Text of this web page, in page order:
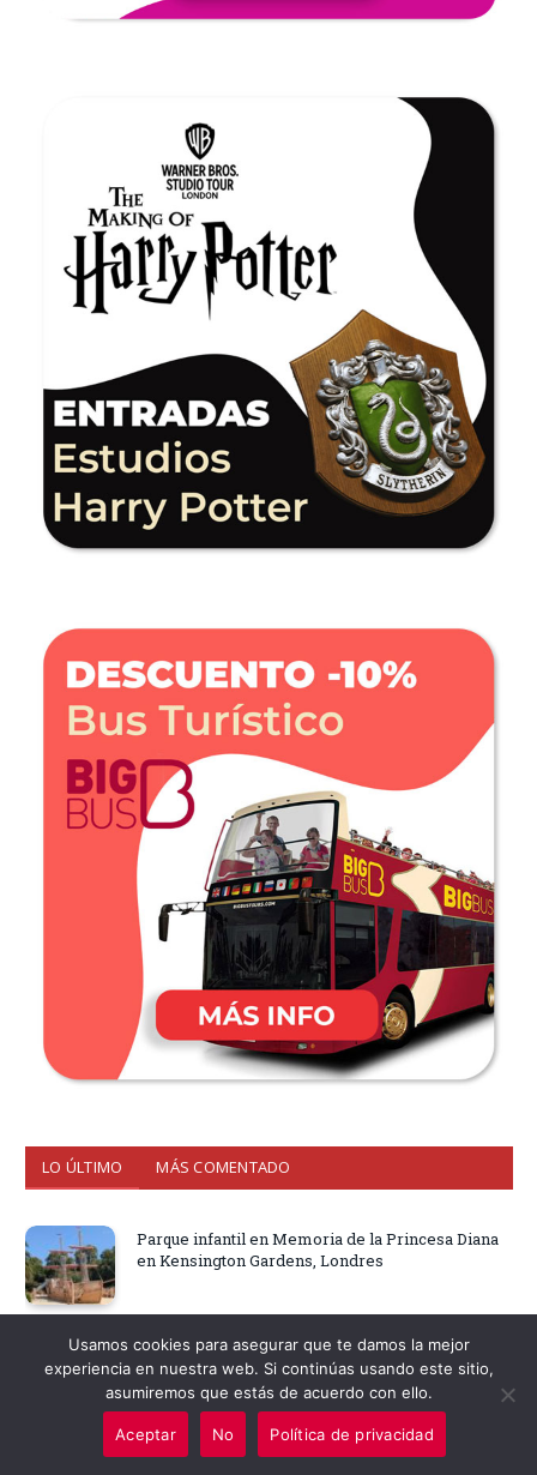
LO ÚLTIMO MÁS COMENTADO
Parque infantil en Memoria de la Princesa Diana
en Kensington Gardens, Londres
Cambio de Guardia en Londres: Cuándo y Dónde
verlo – Fechas 2026
Cuál es el mejor autobús turístico de Londres
Usamos cookies para asegurar que te damos la mejor
experiencia en nuestra web. Si continúas usando este sitio,
asumiremos que estás de acuerdo con ello.
Aceptar No Política de privacidad